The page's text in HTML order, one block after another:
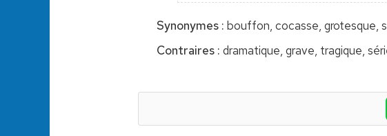
Synonymes : bouffon, cocasse, grotesque,
Contraires : dramatique, grave, tragique,